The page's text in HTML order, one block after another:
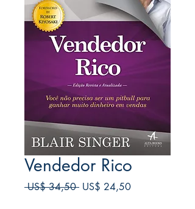
Vendedor Rico
US$ 34,50 Preço
US$ 24,50Preço